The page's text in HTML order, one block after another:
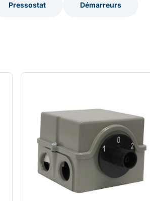
Pressostat
Démarreurs